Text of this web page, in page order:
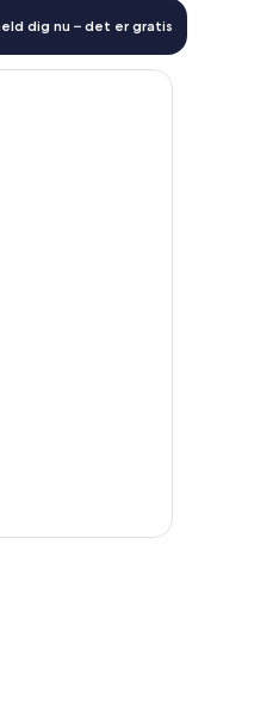
dig nu – det er gratis